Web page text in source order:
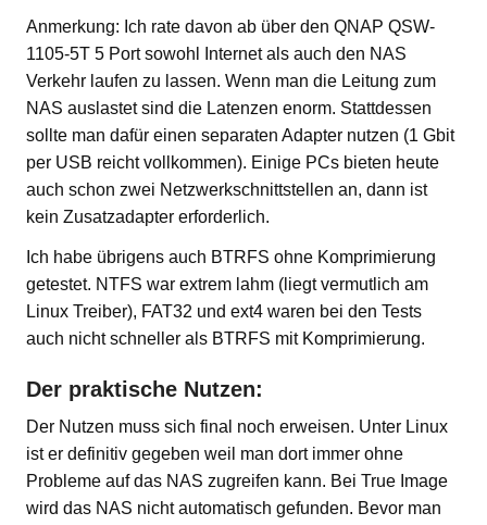
Anmerkung: Ich rate davon ab über den QNAP QSW-
1105-5T 5 Port sowohl Internet als auch den NAS
Verkehr laufen zu lassen. Wenn man die Leitung zum
NAS auslastet sind die Latenzen enorm. Stattdessen
sollte man dafür einen separaten Adapter nutzen (1 Gbit
per USB reicht vollkommen). Einige PCs bieten heute
auch schon zwei Netzwerkschnittstellen an, dann ist
kein Zusatzadapter erforderlich.
Ich habe übrigens auch BTRFS ohne Komprimierung
getestet. NTFS war extrem lahm (liegt vermutlich am
Linux Treiber), FAT32 und ext4 waren bei den Tests
auch nicht schneller als BTRFS mit Komprimierung.
Der praktische Nutzen:
Der Nutzen muss sich final noch erweisen. Unter Linux
ist er definitiv gegeben weil man dort immer ohne
Probleme auf das NAS zugreifen kann. Bei True Image
wird das NAS nicht automatisch gefunden. Bevor man